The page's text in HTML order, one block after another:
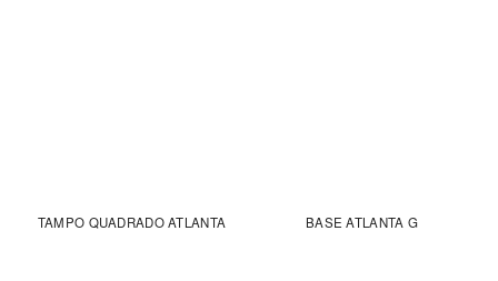
TAMPO QUADRADO ATLANTA BASE ATLANTA G